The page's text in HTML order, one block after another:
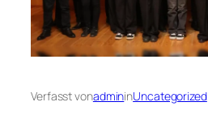
Verfasst vonadmininUncategorized